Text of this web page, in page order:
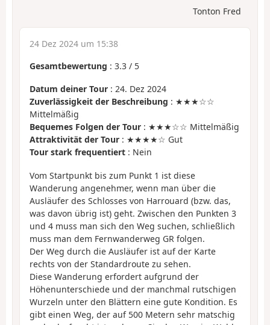
Tonton Fred
24 Dez 2024 um 15:38
Gesamtbewertung : 3.3 / 5
Datum deiner Tour : 24. Dez 2024
Zuverlässigkeit der Beschreibung : ★★★☆☆
Mittelmäßig
Bequemes Folgen der Tour : ★★★☆☆ Mittelmäßig
Attraktivität der Tour : ★★★★☆ Gut
Tour stark frequentiert : Nein
Vom Startpunkt bis zum Punkt 1 ist diese
Wanderung angenehmer, wenn man über die
Ausläufer des Schlosses von Harrouard (bzw. das,
was davon übrig ist) geht. Zwischen den Punkten 3
und 4 muss man sich den Weg suchen, schließlich
muss man dem Fernwanderweg GR folgen.
Der Weg durch die Ausläufer ist auf der Karte
rechts von der Standardroute zu sehen.
Diese Wanderung erfordert aufgrund der
Höhenunterschiede und der manchmal rutschigen
Wurzeln unter den Blättern eine gute Kondition. Es
gibt einen Weg, der auf 500 Metern sehr matschig